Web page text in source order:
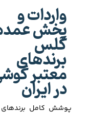
واردات و
پخش
گلس
برندهای
معتبر
در ایران
پوشش کامل برندهای